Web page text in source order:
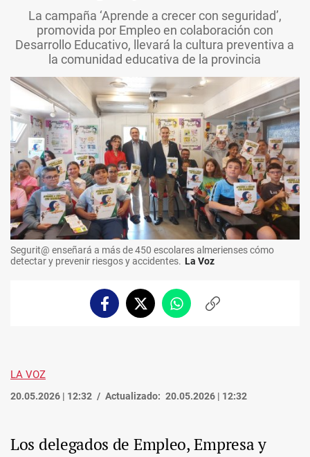
La campaña ‘Aprende a crecer con seguridad’,
promovida por Empleo en colaboración con
Desarrollo Educativo, llevará la cultura preventiva a
la comunidad educativa de la provincia
Segurit@ enseñará a más de 450 escolares almerienses cómo
detectar y prevenir riesgos y accidentes. La Voz
FacebookTwitterWhatsappCopiar
LA VOZ
20.05.2026 | 12:32 Actualizado: 20.05.2026 | 12:32
Los delegados de Empleo, Empresa y